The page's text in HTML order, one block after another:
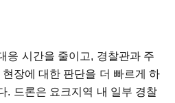
응 시간을 줄이고, 경찰관과 주
장에 대한 판단을 더 빠르게 하
. 드론은 요크지역 내 일부 경찰